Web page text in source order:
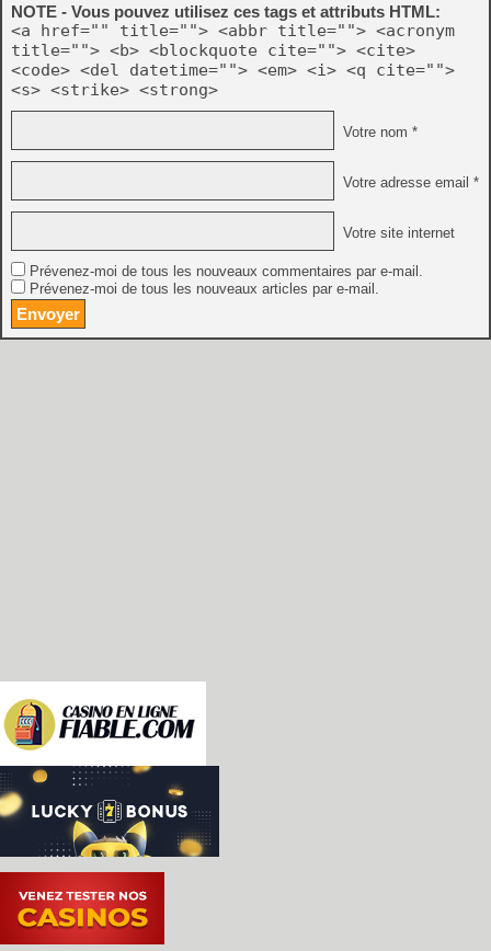
NOTE - Vous pouvez utilisez ces tags et attributs HTML:
<a href="" title=""> <abbr title=""> <acronym
title=""> <b> <blockquote cite=""> <cite>
<code> <del datetime=""> <em> <i> <q cite="">
<s> <strike> <strong>
Votre nom *
Votre adresse email *
Votre site internet
Prévenez-moi de tous les nouveaux commentaires par e-mail.
Prévenez-moi de tous les nouveaux articles par e-mail.